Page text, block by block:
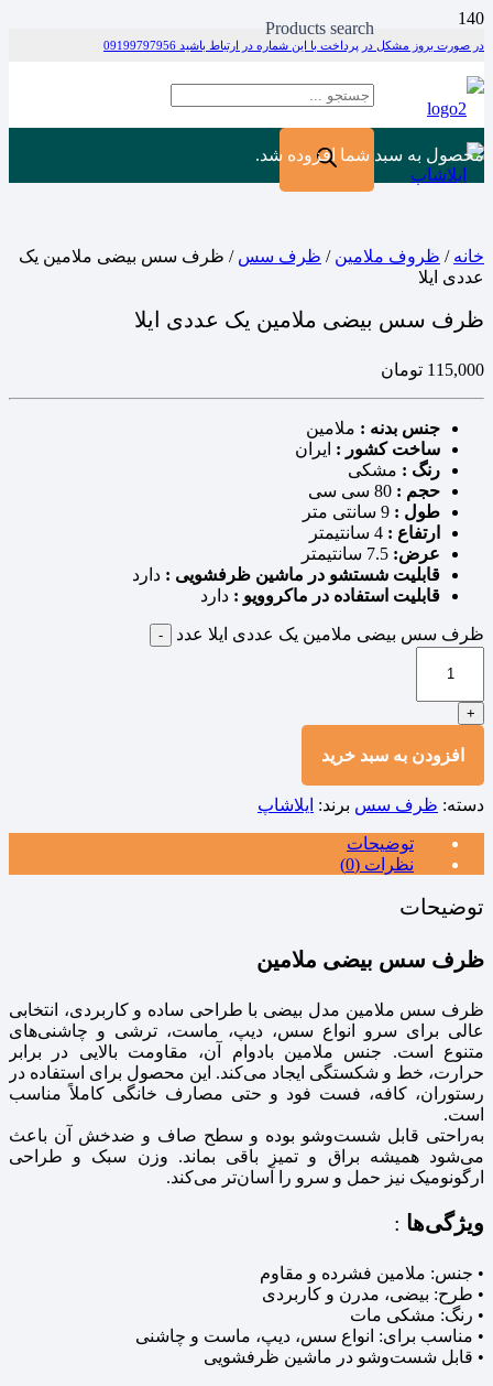
در صورت بروز مشکل در پرداخت با این شماره در ارتباط باشید 09199797956
Products search
محصول به سبد شما افزوده شد.
خانه / ظروف ملامین / ظرف سس / ظرف سس بیضی ملامین یک
عددی ایلا
ظرف سس بیضی ملامین یک عددی ایلا
115,000 تومان
جنس بدنه : ملامین
ساخت کشور : ایران
رنگ : مشکی
حجم :
طول :
ارتفاع :
عرض:
قابلیت شستشو در ماشین ظرفشویی : دارد
قابلیت استفاده در ماکروویو : دارد
ظرف سس بیضی ملامین یک عددی ایلا عدد -
+
افزودن به سبد خرید
دسته: ظرف سس برند: ایلاشاپ
توضیحات
نظرات (0)
توضیحات
ظرف سس بیضی ملامین
ظرف سس ملامین مدل بیضی با طراحی ساده و کاربردی، انتخابی
عالی برای سرو انواع سس، دیپ، ماست، ترشی و چاشنی‌های
متنوع است. جنس ملامین بادوام آن، مقاومت بالایی در برابر
حرارت، خط و شکستگی ایجاد می‌کند. این محصول برای استفاده در
رستوران، کافه، فست‌ فود و حتی مصارف خانگی کاملاً مناسب
است.
به‌راحتی قابل شست‌وشو بوده و سطح صاف و ضدخش آن باعث
می‌شود همیشه براق و تمیز باقی بماند. وزن سبک و طراحی
ارگونومیک نیز حمل و سرو را آسان‌تر می‌کند.
ویژگی‌ها :
• جنس: ملامین فشرده و مقاوم
• طرح: بیضی، مدرن و کاربردی
• رنگ: مشکی مات
• مناسب برای: انواع سس، دیپ، ماست و چاشنی
• قابل شست‌وشو در ماشین ظرفشویی